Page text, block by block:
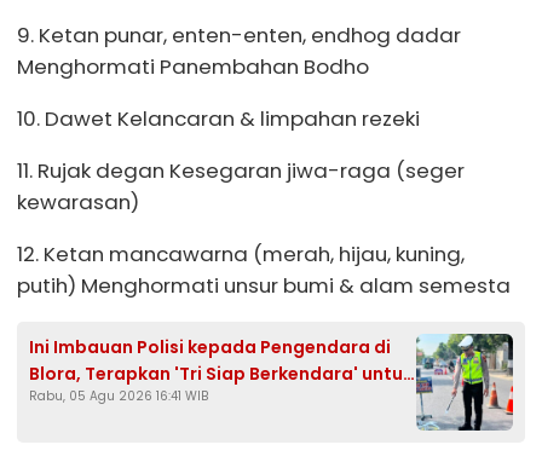
9. Ketan punar, enten-enten, endhog dadar
Menghormati Panembahan Bodho
10. Dawet Kelancaran & limpahan rezeki
11. Rujak degan Kesegaran jiwa-raga (seger
kewarasan)
12. Ketan mancawarna (merah, hijau, kuning,
putih) Menghormati unsur bumi & alam semesta
Ini Imbauan Polisi kepada Pengendara di
Blora, Terapkan 'Tri Siap Berkendara' untuk
Cegah Kecelakaan
Rabu, 05 Agu 2026 16:41 WIB